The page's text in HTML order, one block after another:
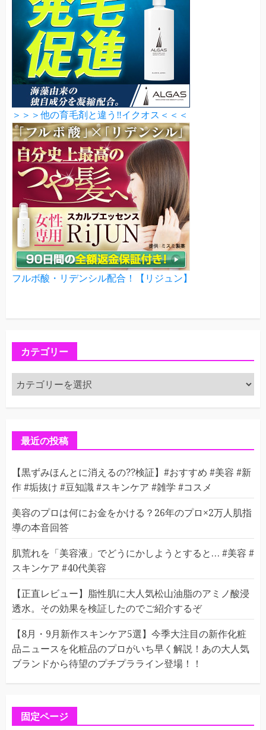
＞＞＞他の育毛剤と違う‼イクオス＜＜＜
フルボ酸・リデンシル配合！【リジュン】
カテゴリー
カ
テ
ゴ
最近の投稿
【黒ずみほんとに消えるの??検証】#おすすめ #美容 #新
作 #垢抜け #豆知識 #スキンケア #雑学 #コスメ
美容のプロは何にお金をかける？26年のプロ×2万人肌指
導の本音回答
肌荒れを「美容液」でどうにかしようとすると… #美容 #
スキンケア #40代美容
【正直レビュー】脂性肌に大人気松山油脂のアミノ酸浸
透水。その効果を検証したのでご紹介するぞ
【8月・9月新作スキンケア5選】今季大注目の新作化粧
品ニュースを化粧品のプロがいち早く解説！あの大人気
ブランドから待望のプチプラライン登場！！
固定ページ